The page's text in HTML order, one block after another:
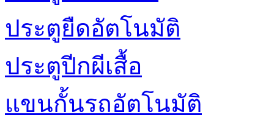
ประตูยืดอัตโนมัติ
ประตูปีกผีเสื้อ
แขนกั้นรถอัตโนมัติ